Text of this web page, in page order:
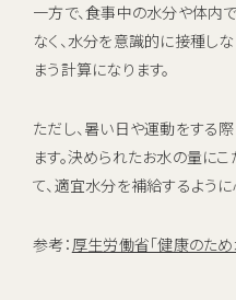
一方で、食事中の水分や体内
なく、水分を意識的に接種し
まう計算になります。
ただし、暑い日や運動をする
ます。決められたお水の量に
て、適宜水分を補給するように
参考：厚生労働省「健康のため